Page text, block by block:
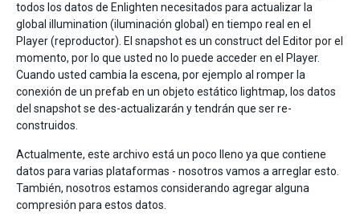
todos los datos de Enlighten necesitados para actualizar la
global illumination (iluminación global) en tiempo real en el
Player (reproductor). El snapshot es un construct del Editor por el
momento, por lo que usted no lo puede acceder en el Player.
Cuando usted cambia la escena, por ejemplo al romper la
conexión de un prefab en un objeto estático lightmap, los datos
del snapshot se des-actualizarán y tendrán que ser re-
construidos.
Actualmente, este archivo está un poco lleno ya que contiene
datos para varias plataformas - nosotros vamos a arreglar esto.
También, nosotros estamos considerando agregar alguna
compresión para estos datos.